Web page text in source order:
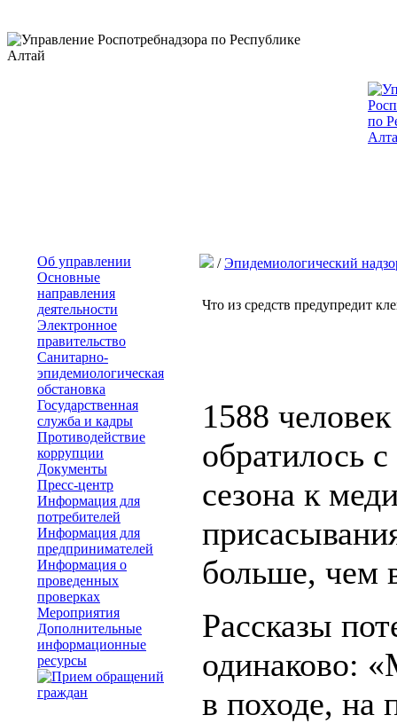
Об управлении
Основные
направления
деятельности
Электронное
правительство
Санитарно-
эпидемиологическая
обстановка
Государственная
служба и кадры
Противодействие
коррупции
Документы
Пресс-центр
Информация для
потребителей
Информация для
предпринимателей
Информация о
проведенных
проверках
Мероприятия
Дополнительные
информационные
ресурсы
/Эпидемиологический
Что из средств предупредит
1588
обратилось
сезона к
больше, чем
Рассказы
одинаково:
в походе, на